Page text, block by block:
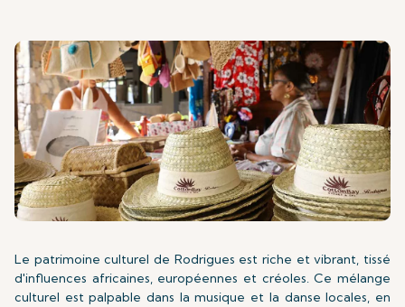
Le patrimoine culturel de Rodrigues est riche et vibrant, tissé
d'influences africaines, européennes et créoles. Ce mélange
culturel est palpable dans la musique et la danse locales, en